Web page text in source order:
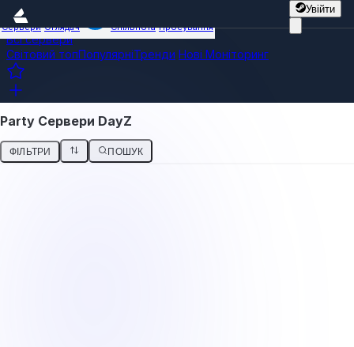
Увійти
Сервери Оглядач Спільнота Просування
Всі сервери
Світовий топПопулярніТренди Нові Моніторинг
Party Сервери DayZ
ФІЛЬТРИ ПОШУК